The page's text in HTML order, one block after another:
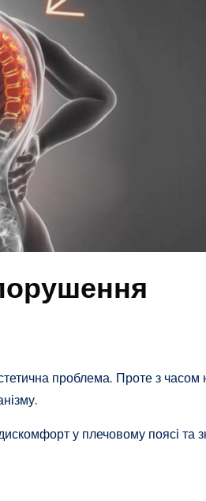
проблема. Проте з часом
у плечовому поясі та